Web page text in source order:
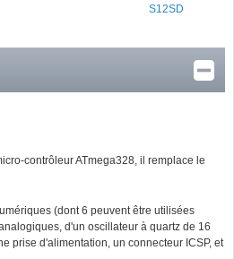
S12SD
contrôleur ATmega328, il remplace le
(dont 6 peuvent être utilisées
d'un oscillateur à quartz de 16
prise d'alimentation, un connecteur ICSP, et